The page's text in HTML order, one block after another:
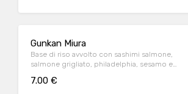
Gunkan Miura
Base di riso avvolto con sashimi salmone,
salmone grigliato, philadelphia, sesamo e
7.00 €